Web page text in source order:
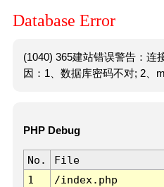
Database Error
(1040) 365建站错误警告：连
因：1、数据库密码不对; 2、
PHP Debug
No. File
1
/index.php